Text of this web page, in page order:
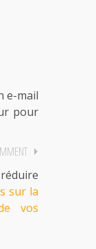
e-mail
pour
sur la
vos